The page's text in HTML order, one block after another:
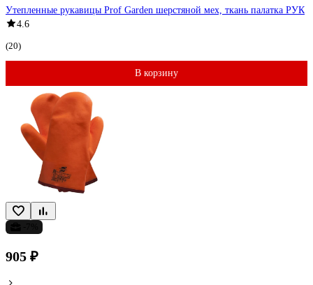
Утепленные рукавицы Prof Garden шерстяной мех, ткань палатка РУК
4.6
(20)
В корзину
905 ₽